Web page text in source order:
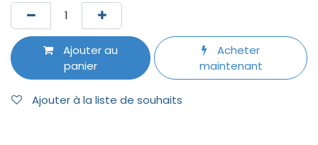
Ajouter au
panier
Acheter
maintenant
Ajouter à la liste de souhaits